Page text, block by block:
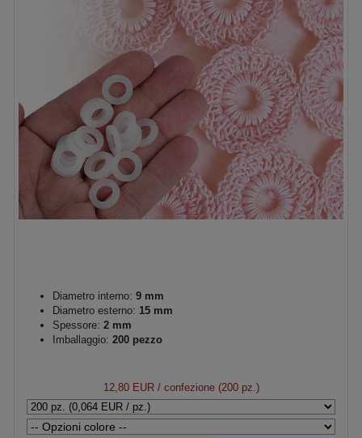
Diametro interno: 9 mm
Diametro esterno: 15 mm
Spessore: 2 mm
Imballaggio: 200 pezzo
12,80 EUR/ confezione (200 pz.)